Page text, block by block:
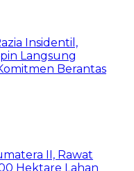
Insidentil,
Langsung
Berantas
II, Rawat
Hektare Lahan